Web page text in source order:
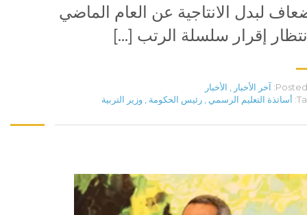
لبدل الانتاجية عن العام الماضي
إقرار سلسلة الرتب […]
Posted آخر الأخبار , الأخبار
أساتذة التعليم الرسمي , رئيس الحكومة , وزير التربية